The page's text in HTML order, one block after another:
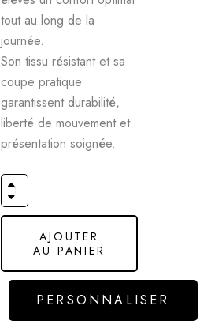
tout au long de la
journée.
Son tissu résistant et sa
coupe pratique
garantissent durabilité,
liberté de mouvement et
présentation soignée.
AJOUTER
AU PANIER
PERSONNALISER